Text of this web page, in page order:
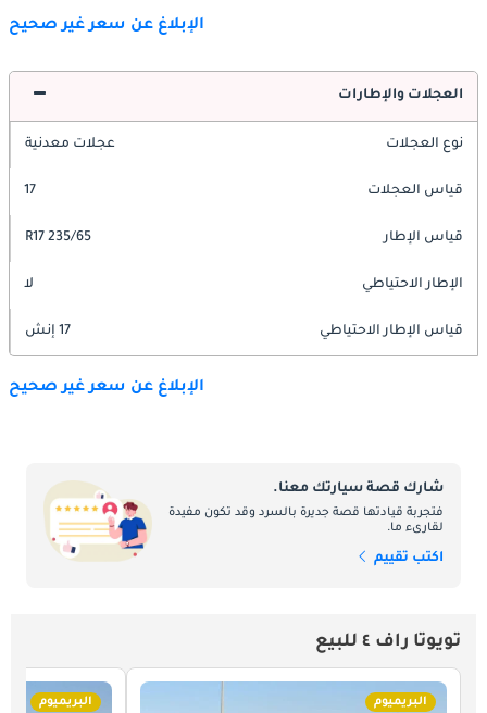
الإبلاغ عن سعر غير صحيح
العجلات والإطارات
نوع العجلات عجلات معدنية
قياس العجلات 17
قياس الإطار 235/65 R17
الإطار الاحتياطي لا
قياس الإطار الاحتياطي 17 إنش
الإبلاغ عن سعر غير صحيح
شارك قصة سيارتك معنا.
فتجربة قيادتها قصة جديرة بالسرد وقد تكون مفيدة
لقارىء ما.
اكتب تقييم
تويوتا راف ٤ للبيع
البريميوم البريميوم